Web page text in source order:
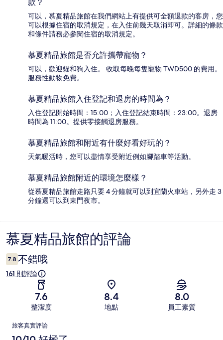
款？
可以，慕夏精品旅館在我們網站上有提供可全額退款的客房，您
可以根據住宿的取消規定，在入住前幾天取消即可。詳細的條款
和條件請務必參閱住宿的取消規定。
慕夏精品旅館是否允許攜帶寵物？
可以，歡迎貓和狗入住。 收取每晚每隻寵物 TWD500 的費用。
服務性動物免費。
慕夏精品旅館入住登記和退房的時間為？
入住登記開始時間：15:00；入住登記結束時間：23:00。退房
時間為 11:00。提供零接觸退房服務。
慕夏精品旅館和附近有什麼好看好玩的？
天氣暖活時，您可以盡情享受附近例如腳踏車等活動。
慕夏精品旅館附近的環境怎麼樣？
從慕夏精品旅館走路只要 4 分鐘就可以到宜蘭火車站，另外走 3
分鐘還可以到東門夜市。
評
論
慕夏精品旅館的評論
7.8 不錯哦
161 則評論
7.6
整潔度
8.4
地點
8.0
員工素質
評
旅客真實評論